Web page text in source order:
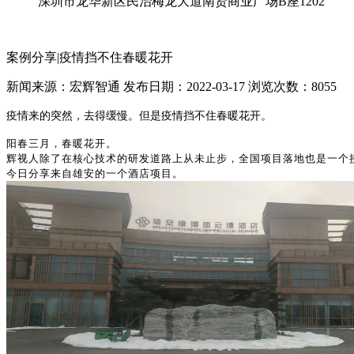
案例分享|疫情挡不住春暖花开
新闻来源：宏辉智通 发布日期：2022-03-17 浏览次数：8055
疫情来的突然，去得缓慢。但是疫情挡不住春暖花开。
阳春三月，春暖花开。
辉视人除了在核心技术的研发道路上从未止步，全国项目落地也是一个
今日分享来自雄安的一个酒店项目。